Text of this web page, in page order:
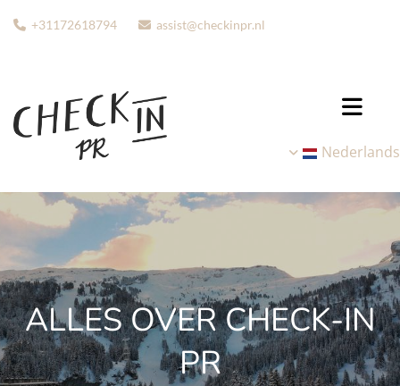
 +31172618794  assist@checkinpr.nl
Nederlands
ALLES OVER CHECK-IN
PR